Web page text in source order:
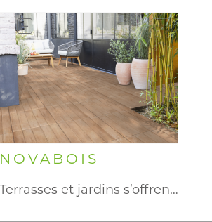
NOVABOIS
Terrasses et jardins s’offrent une…